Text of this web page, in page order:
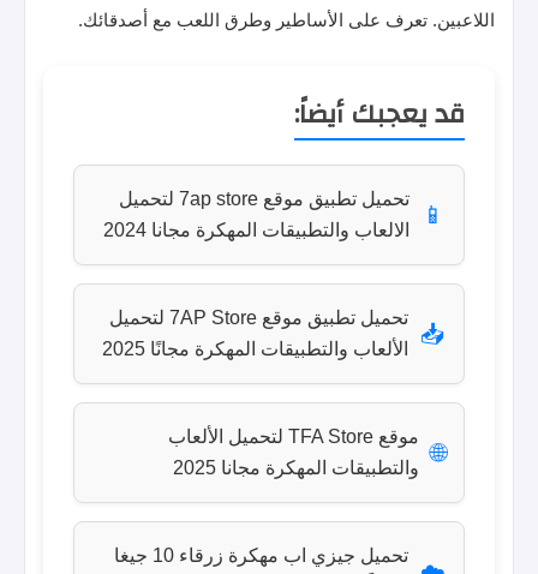
اللاعبين. تعرف على الأساطير وطرق اللعب مع أصدقائك.
قد يعجبك أيضاً:
📱
تحميل تطبيق موقع 7ap store لتحميل
الالعاب والتطبيقات المهكرة مجانا 2024
📥
تحميل تطبيق موقع 7AP Store لتحميل
الألعاب والتطبيقات المهكرة مجانًا 2025
🌐
موقع TFA Store لتحميل الألعاب
والتطبيقات المهكرة مجانا 2025
تحميل جيزي اب مهكرة زرقاء 10 جيغا